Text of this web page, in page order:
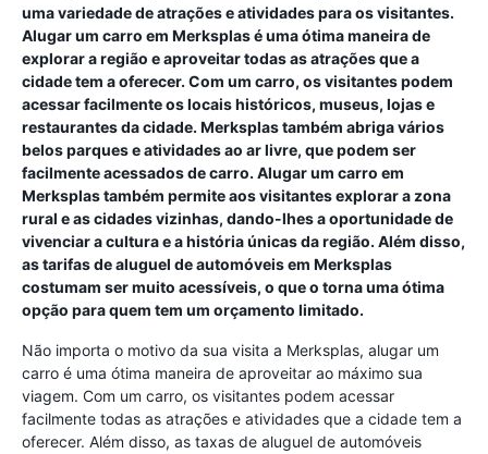
uma variedade de atrações e atividades para os visitantes.
Alugar um carro em Merksplas é uma ótima maneira de
explorar a região e aproveitar todas as atrações que a
cidade tem a oferecer. Com um carro, os visitantes podem
acessar facilmente os locais históricos, museus, lojas e
restaurantes da cidade. Merksplas também abriga vários
belos parques e atividades ao ar livre, que podem ser
facilmente acessados ​​de carro. Alugar um carro em
Merksplas também permite aos visitantes explorar a zona
rural e as cidades vizinhas, dando-lhes a oportunidade de
vivenciar a cultura e a história únicas da região. Além disso,
as tarifas de aluguel de automóveis em Merksplas
costumam ser muito acessíveis, o que o torna uma ótima
opção para quem tem um orçamento limitado.
Não importa o motivo da sua visita a Merksplas, alugar um
carro é uma ótima maneira de aproveitar ao máximo sua
viagem. Com um carro, os visitantes podem acessar
facilmente todas as atrações e atividades que a cidade tem a
oferecer. Além disso, as taxas de aluguel de automóveis